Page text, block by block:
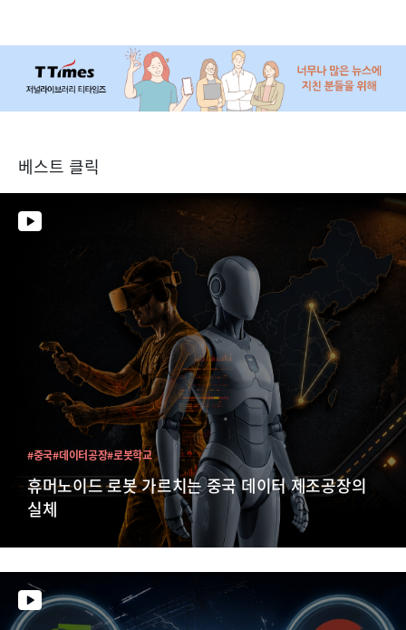
베스트 클릭
휴머노이드 로봇 가르치는 중국 데이터 제조공장의
실체
#중국#데이터공장#로봇학교